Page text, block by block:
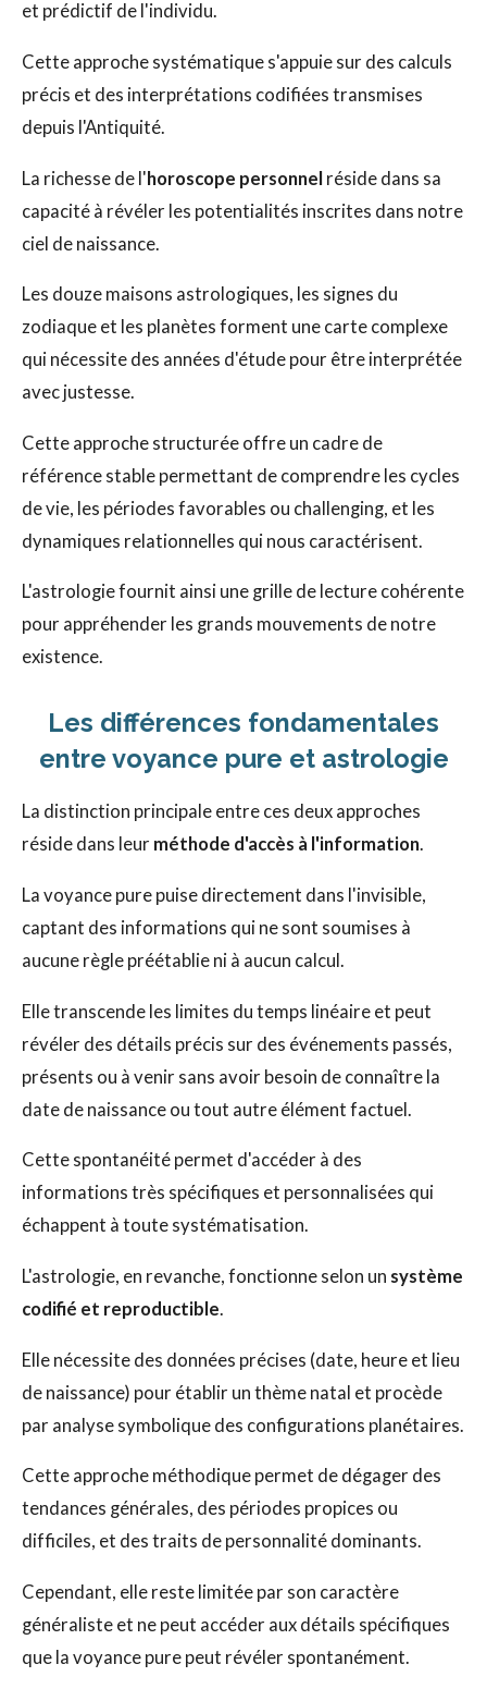
et prédictif de l'individu.
Cette approche systématique s'appuie sur des calculs
précis et des interprétations codifiées transmises
depuis l'Antiquité.
La richesse de l'horoscope personnel réside dans sa
capacité à révéler les potentialités inscrites dans notre
ciel de naissance.
Les douze maisons astrologiques, les signes du
zodiaque et les planètes forment une carte complexe
qui nécessite des années d'étude pour être interprétée
avec justesse.
Cette approche structurée offre un cadre de
référence stable permettant de comprendre les cycles
de vie, les périodes favorables ou challenging, et les
dynamiques relationnelles qui nous caractérisent.
L'astrologie fournit ainsi une grille de lecture cohérente
pour appréhender les grands mouvements de notre
existence.
Les différences fondamentales
entre voyance pure et astrologie
La distinction principale entre ces deux approches
réside dans leur méthode d'accès à l'information.
La voyance pure puise directement dans l'invisible,
captant des informations qui ne sont soumises à
aucune règle préétablie ni à aucun calcul.
Elle transcende les limites du temps linéaire et peut
révéler des détails précis sur des événements passés,
présents ou à venir sans avoir besoin de connaître la
date de naissance ou tout autre élément factuel.
Cette spontanéité permet d'accéder à des
informations très spécifiques et personnalisées qui
échappent à toute systématisation.
L'astrologie, en revanche, fonctionne selon un système
codifié et reproductible.
Elle nécessite des données précises (date, heure et lieu
de naissance) pour établir un thème natal et procède
par analyse symbolique des configurations planétaires.
Cette approche méthodique permet de dégager des
tendances générales, des périodes propices ou
difficiles, et des traits de personnalité dominants.
Cependant, elle reste limitée par son caractère
généraliste et ne peut accéder aux détails spécifiques
que la voyance pure peut révéler spontanément.